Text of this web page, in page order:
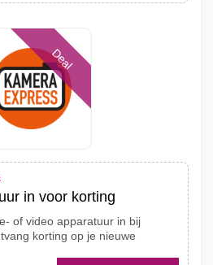
Deal
in voor korting
of video apparatuur in bij
korting op je nieuwe